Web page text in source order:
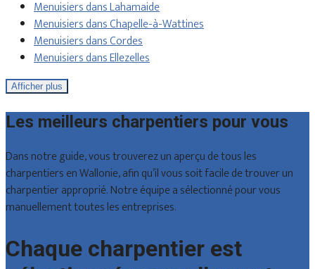
Menuisiers dans Lahamaide
Menuisiers dans Chapelle-à-Wattines
Menuisiers dans Cordes
Menuisiers dans Ellezelles
Afficher plus
Les meilleurs charpentiers pour vous
Dans notre guide, vous trouverez un aperçu de tous les
charpentiers en Wallonie, afin qu’il vous soit facile de trouver un
charpentier approprié. Notre équipe a sélectionné pour vous
manuellement toutes les entreprises.
Chaque charpentier est